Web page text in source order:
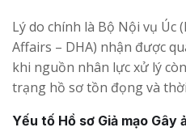
Lý do chính là Bộ Nội vụ Úc
Affairs – DHA) nhận được
khi nguồn nhân lực xử lý
trạng hồ sơ tồn đọng và
Yếu tố Hồ sơ Giả mạo Gây